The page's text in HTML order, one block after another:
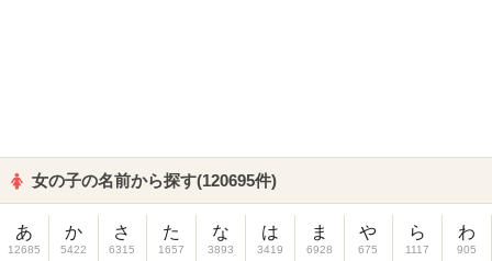
女の子の名前から探す(120695件)
あ
12685
か
5422
さ
6315
た
1657
な
3893
は
3419
ま
6928
や
675
ら
1117
わ
905